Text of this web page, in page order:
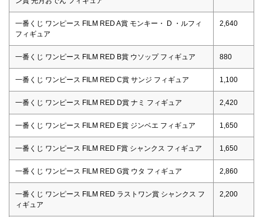
一番くじ ワンピース FILM RED A賞 モンキー・ D ・ルフィ
フィギュア
2,640
一番くじ ワンピース FILM RED B賞 ウソップ フィギュア 880
一番くじ ワンピース FILM RED C賞 サンジ フィギュア 1,100
一番くじ ワンピース FILM RED D賞 ナミ フィギュア 2,420
一番くじ ワンピース FILM RED E賞 ジンベエ フィギュア 1,650
一番くじ ワンピース FILM RED F賞 シャンクス フィギュア 1,650
一番くじ ワンピース FILM RED G賞 ウタ フィギュア 2,860
一番くじ ワンピース FILM RED ラストワン賞 シャンクス フ
ィギュア
2,200